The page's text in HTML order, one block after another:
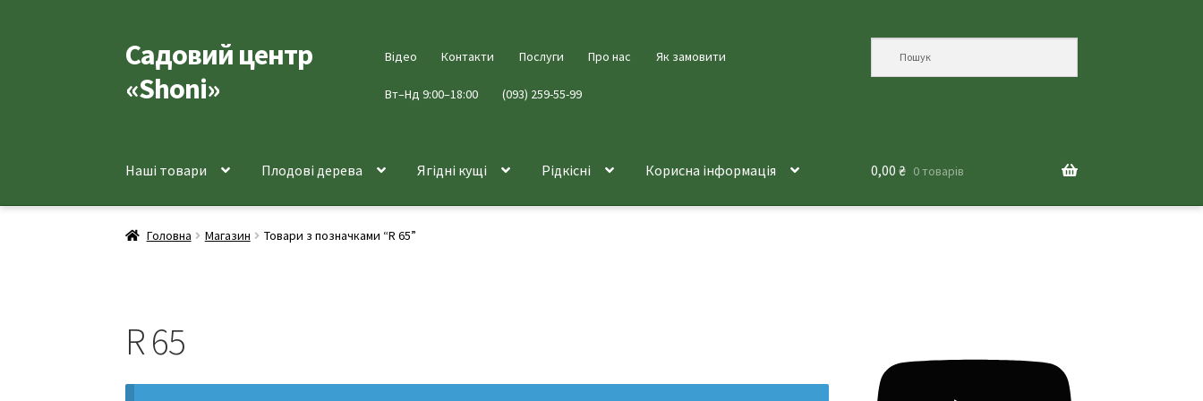
Перейти
до
навігації
Перейти
до
вмісту
Садовий центр
«Shoni»
Відео Контакти Послуги Про нас Як замовити
Вт–Нд 9:00–18:00 (093) 259-55-99
Наші товари Плодові дерева Ягідні кущі Рідкісні Корисна інформація 0,00 ₴ 0 товарів
Головна Магазин Товари з позначками “R 65”
R 65